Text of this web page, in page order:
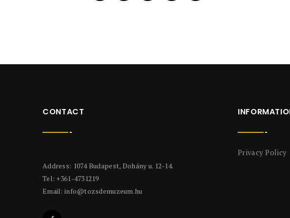
CONTACT
Address: 1074 Budapest, Dohány u. 12-14.
Tel: +361-4731219
Email: info@tozsdemuzeum.hu
Privacy Policy